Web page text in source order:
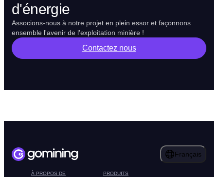
d'énergie
Associons-nous à notre projet en plein essor et façonnons
ensemble l'avenir de l'exploitation minière !
Contactez nous
Français
À PROPOS DE PRODUITS